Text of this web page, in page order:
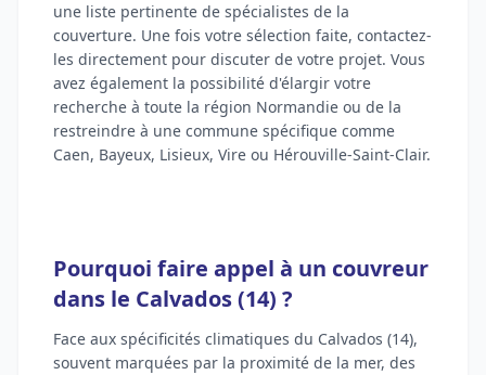
une liste pertinente de spécialistes de la
couverture. Une fois votre sélection faite, contactez-
les directement pour discuter de votre projet. Vous
avez également la possibilité d'élargir votre
recherche à toute la région Normandie ou de la
restreindre à une commune spécifique comme
Caen, Bayeux, Lisieux, Vire ou Hérouville-Saint-Clair.
Pourquoi faire appel à un couvreur
dans le Calvados (14) ?
Face aux spécificités climatiques du Calvados (14),
souvent marquées par la proximité de la mer, des